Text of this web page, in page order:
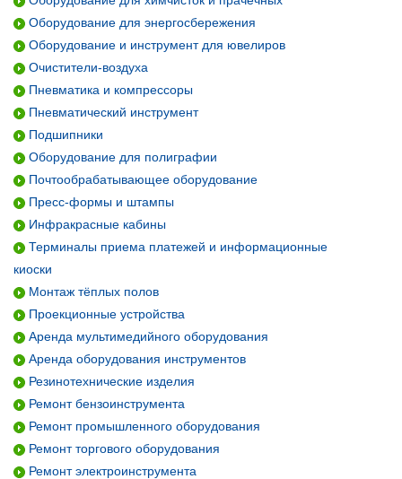
Оборудование для энергосбережения
Оборудование и инструмент для ювелиров
Очистители-воздуха
Пневматика и компрессоры
Пневматический инструмент
Подшипники
Оборудование для полиграфии
Почтообрабатывающее оборудование
Пресс-формы и штампы
Инфракрасные кабины
Терминалы приема платежей и информационные
киоски
Монтаж тёплых полов
Проекционные устройства
Аренда мультимедийного оборудования
Аренда оборудования инструментов
Резинотехнические изделия
Ремонт бензоинструмента
Ремонт промышленного оборудования
Ремонт торгового оборудования
Ремонт электроинструмента